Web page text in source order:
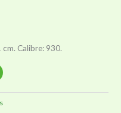
Calibre: 930.